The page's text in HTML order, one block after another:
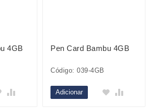
4GB Pen Card Bambu 4GB
Código: 039-4GB
Adicionar